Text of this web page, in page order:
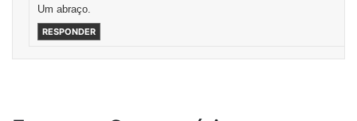
Um abraço.
RESPONDER